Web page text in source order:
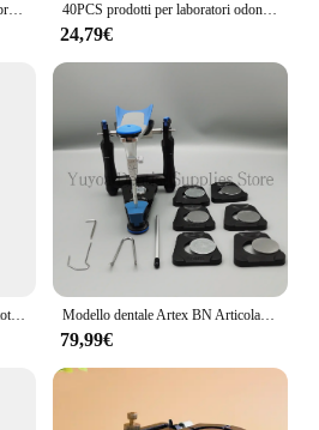
Strumento dentale articolatore di precisione funzionale dentale per modello Artex BN modello di gesso in scala accurata lavoro spedizione gratuita 40PCS prodotti per laboratori odontotecnici articolatore In plastica monouso a mezza bocca blu nel lavoro modello di laboratorio
24,79€
Articolatore per laboratorio odontotecnico cromato Full High Arch regolabile grande/medio/piccolo Modello dentale Artex BN Articolatore funzionale e accessori Modello di denti Scala accurata Modello in gesso Attrezzatura da laboratorio per odontoiatria
79,99€